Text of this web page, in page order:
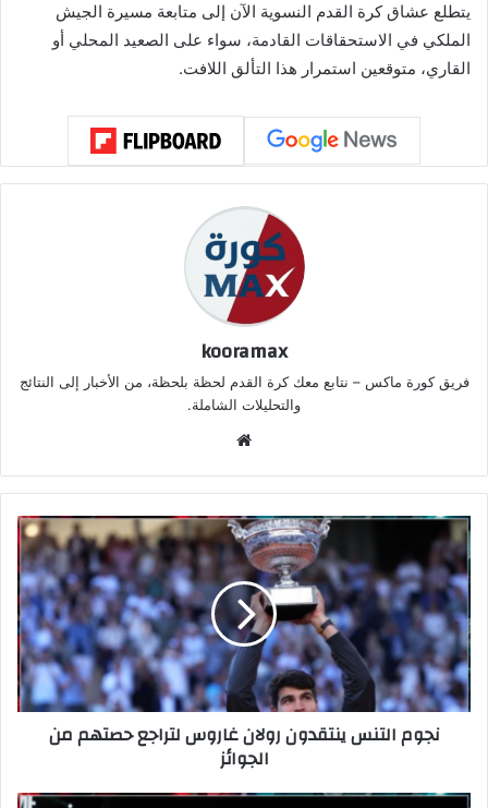
يتطلع عشاق كرة القدم النسوية الآن إلى متابعة مسيرة الجيش
الملكي في الاستحقاقات القادمة، سواء على الصعيد المحلي أو
القاري، متوقعين استمرار هذا التألق اللافت.
kooramax
فريق كورة ماكس – نتابع معك كرة القدم لحظة بلحظة، من الأخبار إلى النتائج
والتحليلات الشاملة.
الوي
ب
نجوم التنس ينتقدون رولان غاروس لتراجع حصتهم من
الجوائز